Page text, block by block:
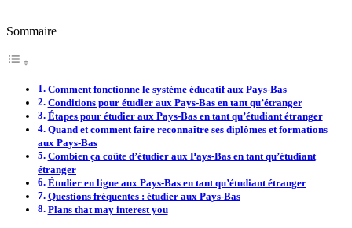
Sommaire
Comment fonctionne le système éducatif aux Pays-Bas
Conditions pour étudier aux Pays-Bas en tant qu’étranger
Étapes pour étudier aux Pays-Bas en tant qu’étudiant étranger
Quand et comment faire reconnaître ses diplômes et formations
aux Pays-Bas
Combien ça coûte d’étudier aux Pays-Bas en tant qu’étudiant
étranger
Étudier en ligne aux Pays-Bas en tant qu’étudiant étranger
Questions fréquentes : étudier aux Pays-Bas
Plans that may interest you